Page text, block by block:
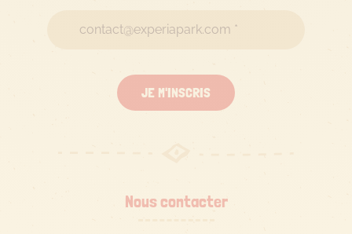
JE M'INSCRIS
Nous contacter